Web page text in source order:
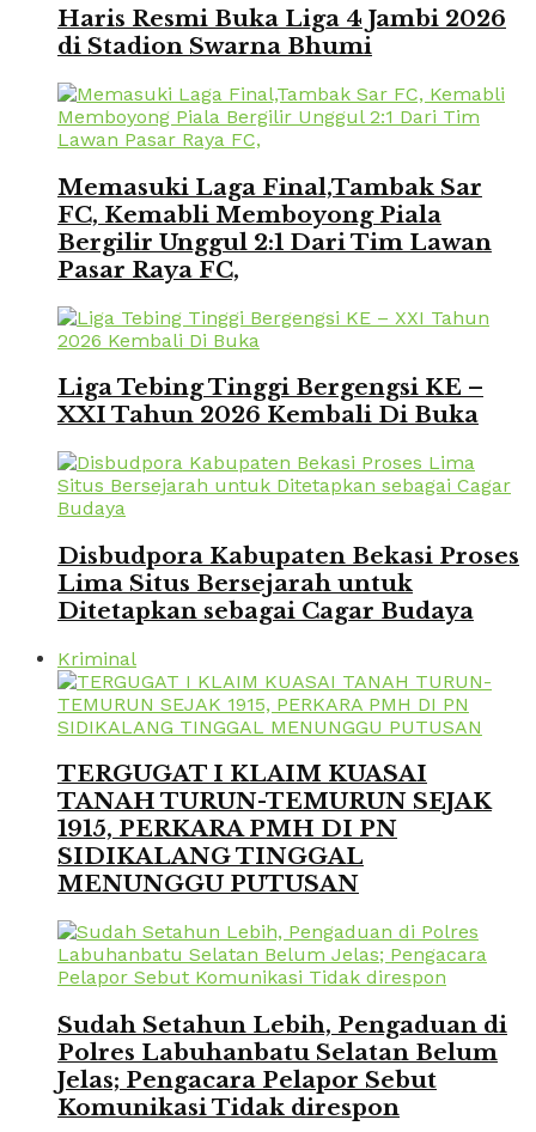
Haris Resmi Buka Liga 4 Jambi 2026
di Stadion Swarna Bhumi
Memasuki Laga Final,Tambak Sar
FC, Kemabli Memboyong Piala
Bergilir Unggul 2:1 Dari Tim Lawan
Pasar Raya FC,
Liga Tebing Tinggi Bergengsi KE –
XXI Tahun 2026 Kembali Di Buka
Disbudpora Kabupaten Bekasi Proses
Lima Situs Bersejarah untuk
Ditetapkan sebagai Cagar Budaya
Kriminal
TERGUGAT I KLAIM KUASAI
TANAH TURUN-TEMURUN SEJAK
1915, PERKARA PMH DI PN
SIDIKALANG TINGGAL
MENUNGGU PUTUSAN
Sudah Setahun Lebih, Pengaduan di
Polres Labuhanbatu Selatan Belum
Jelas; Pengacara Pelapor Sebut
Komunikasi Tidak direspon